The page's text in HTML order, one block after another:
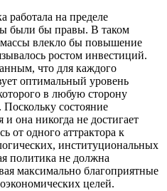
работала на пределе
были бы правы. В таком
влекло бы повышение
ростом инвестиций.
что для каждого
оптимальный уровень
в любую сторону
состояние
она никогда не достигает
от одного аттрактора к
институциональных
политика не должна
максимально благоприятные
целей.